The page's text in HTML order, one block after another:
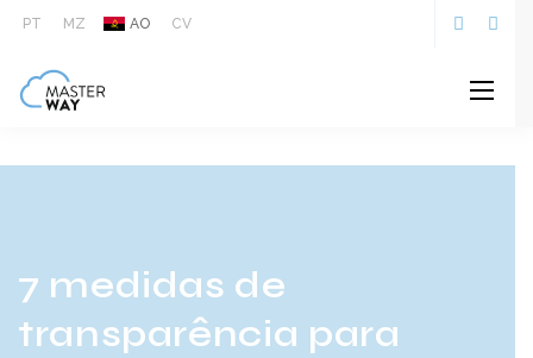
A transparência na oficina aumenta a confiança do cliente,
com apoio da tecnologia.
PT MZ AO CV
7 medidas de
transparência para